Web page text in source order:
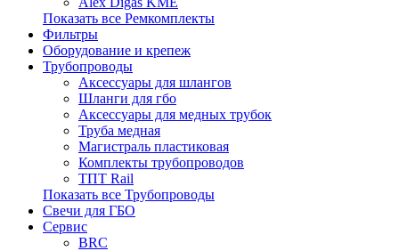
Показать все Ремкомплекты
Фильтры
Оборудование и крепеж
Трубопроводы
Аксессуары для шлангов
Шланги для гбо
Аксессуары для медных трубок
Труба медная
Магистраль пластиковая
Комплекты трубопроводов
ТПТ Rail
Показать все Трубопроводы
Свечи для ГБО
Сервис
BRC